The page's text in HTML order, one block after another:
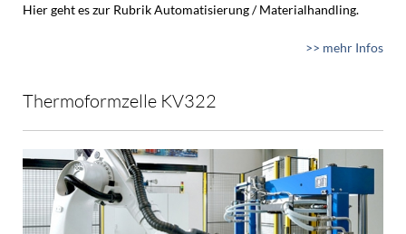
Hier geht es zur Rubrik Automatisierung / Materialhandling.
>> mehr Infos
Thermoformzelle KV322